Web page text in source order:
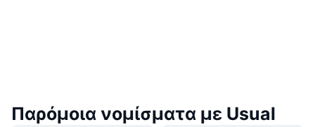
Παρόμοια νομίσματα με Usual